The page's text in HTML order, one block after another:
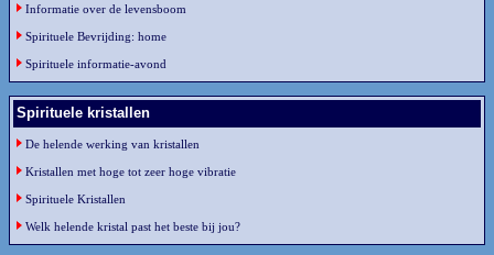
Informatie over de levensboom
Spirituele Bevrijding: home
Spirituele informatie-avond
Spirituele kristallen
De helende werking van kristallen
Kristallen met hoge tot zeer hoge vibratie
Spirituele Kristallen
Welk helende kristal past het beste bij jou?